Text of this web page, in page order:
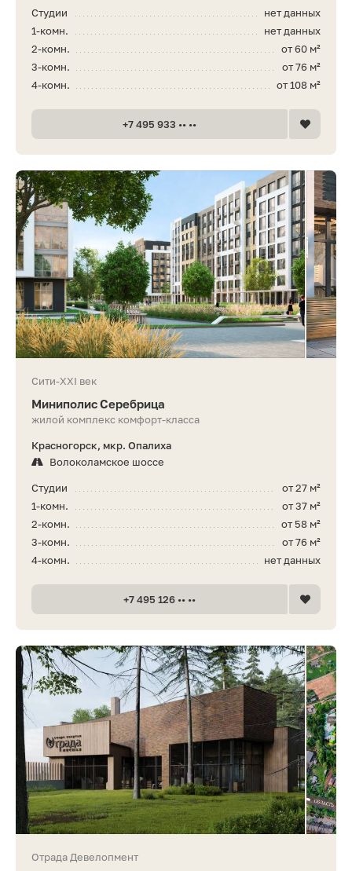
нет данных
Студии
нет данных
1-комн.
от 60 м²
2-комн.
от 76 м²
3-комн.
от 108 м²
4-комн.
+7 495 933 •• ••
Сити-XXI век
Миниполис Серебрица
жилой комплекс комфорт-класса
Красногорск, мкр. Опалиха
Волоколамское шоссе
от 27 м²
Студии
от 37 м²
1-комн.
от 58 м²
2-комн.
от 76 м²
3-комн.
нет данных
4-комн.
+7 495 126 •• ••
Отрада Девелопмент